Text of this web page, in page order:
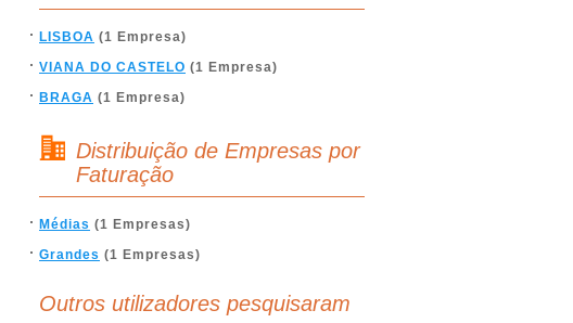
LISBOA (1 Empresa)
VIANA DO CASTELO (1 Empresa)
BRAGA (1 Empresa)
Distribuição de Empresas por
Faturação
Médias (1 Empresas)
Grandes (1 Empresas)
Outros utilizadores pesquisaram